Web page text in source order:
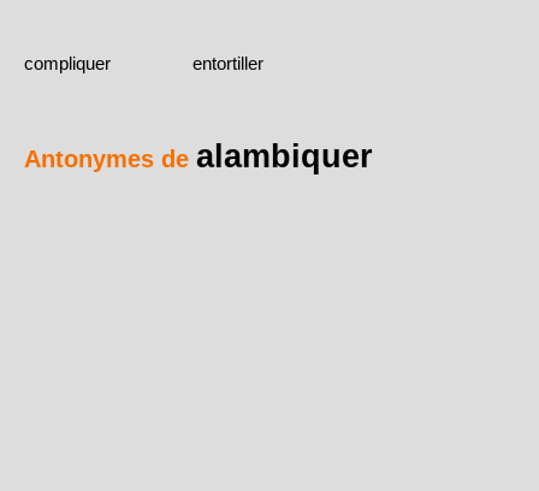
compliquer entortiller
Antonymes de alambiquer